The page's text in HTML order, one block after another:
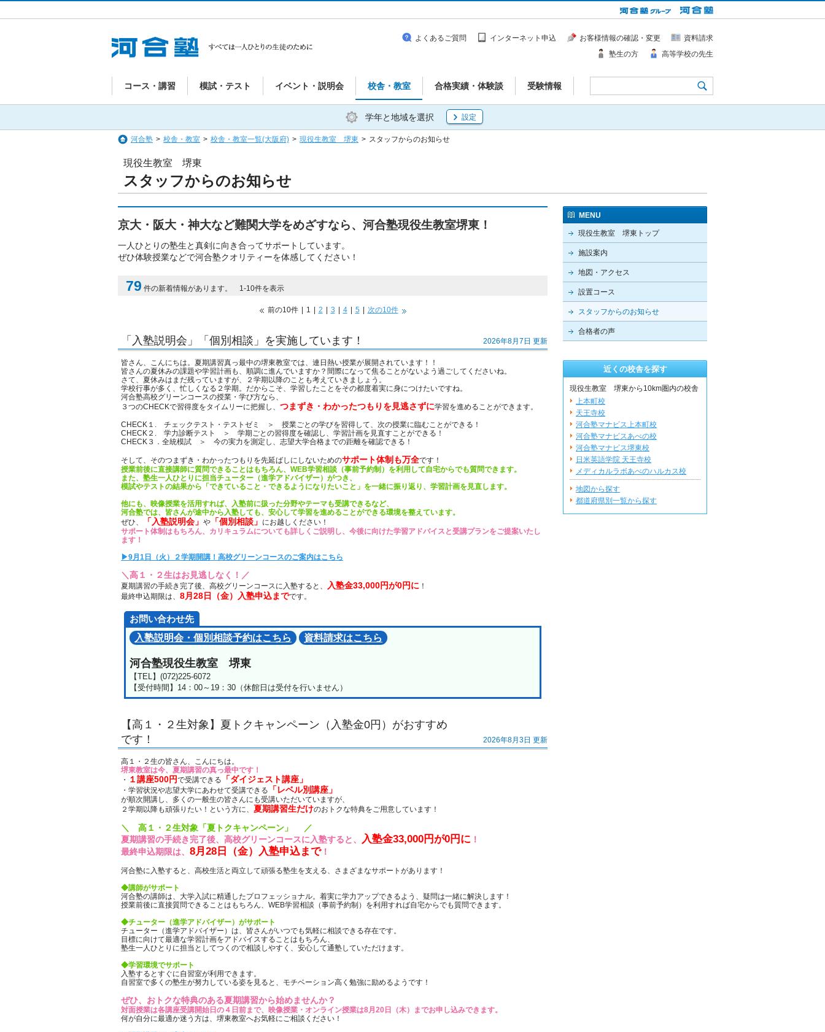
コース・講習 模試・テスト イベント・説明会 校舎・教室 合格実績・体験談 受験情報
よくあるご質問 インターネット申込 お客様情報の確認・変更
資料請求
塾生の方
高等学校の先生
学年と地域を選択 設定
河合塾 > 校舎・教室 > 校舎・教室一覧(大阪府) > 現役生教室 堺東 > スタッフからのお知らせ
スタッフからのお知らせ
現役生教室 堺東
京大・阪大・神大など難関大学をめざすなら、河合塾現役生教室堺東！
一人ひとりの塾生と真剣に向き合ってサポートしています。
ぜひ体験授業などで河合塾クオリティーを体感してください！
79 件の新着情報があります。 1-10件を表示
前の10件 1 2 3 4 5 次の10件
「入塾説明会」「個別相談」を実施しています！ 2026年8月7日 更新
皆さん、こんにちは。夏期講習真っ最中の堺東教室では、連日熱い授業が展開されています！！
皆さんの夏休みの課題や学習計画も、順調に進んでいますか？間際になって焦ることがないよう過ごしてくださいね。
さて、夏休みはまだ残っていますが、２学期以降のことも考えていきましょう。
学校行事が多く、忙しくなる２学期。だからこそ、学習したことをその都度着実に身につけたいですね。
河合塾高校グリーンコースの授業・学び方なら、
３つのCHECKで習得度をタイムリーに把握し、 つまずき・わかったつもりを見逃さずに学習を進めることができます。
CHECK１. チェックテスト・テストゼミ ＞ 授業ごとの学びを習得して、次の授業に臨むことができる！
CHECK２. 学力診断テスト ＞ 学期ごとの習得度を確認し、学習計画を見直すことができる！
CHECK３．全統模試 ＞ 今の実力を測定し、志望大学合格までの距離を確認できる！
そして、そのつまずき・わかったつもりを先延ばしにしないためのサポート体制も万全です！
授業前後に直接講師に質問できることはもちろん、WEB学習相談（事前予約制）を利用して自宅からでも質問できます。
また、塾生一人ひとりに担当チューター（進学アドバイザー）がつき、
模試やテストの結果から「できていること・できるようになりたいこと」を一緒に振り返り、学習計画を見直します。
他にも、映像授業を活用すれば、入塾前に扱った分野やテーマも受講できるなど、
河合塾では、皆さんが途中から入塾しても、安心して学習を進めることができる環境を整えています。
ぜひ、
「入塾説明会」 や 「個別相談」 にお越しください！
サポート体制はもちろん、カリキュラムについても詳しくご説明し、今後に向けた学習アドバイスと受講プランをご提案いたし
ます！
▶9月1日（火）２学期開講！高校グリーンコースのご案内はこちら
＼高１・２生はお見逃しなく！／
夏期講習の手続き完了後、高校グリーンコースに入塾すると、 入塾金33,000円が0円に ！
最終申込期限は、 8月28日（金）入塾申込までです。
お問い合わせ先
入塾説明会・個別相談予約はこちら
資料請求はこちら
河合塾現役生教室 堺東
【TEL】(072)225-6072
【受付時間】14：00～19：30（休館日は受付を行いません）
【高１・２生対象】夏トクキャンペーン（入塾金0円）がおすすめ
です！
2026年8月3日 更新
高１・２生の皆さん、こんにちは。
堺東教室は今、夏期講習の真っ最中です！
・ １講座500円で受講できる 「ダイジェスト講座」
・学習状況や志望大学にあわせて受講できる 「レベル別講座」
が順次開講し、多くの一般生の皆さんにも受講いただいていますが、
２学期以降も頑張りたい！という方に、 夏期講習生だけのおトクな特典をご用意しています！
＼ 高１・２生対象「夏トクキャンペーン」 ／
夏期講習の手続き完了後、高校グリーンコースに入塾すると、
入塾金33,000円が0円に ！
最終申込期限は、 8月28日（金）入塾申込まで！
河合塾に入塾すると、高校生活と両立して頑張る塾生を支える、さまざまなサポートがあります！
◆講師がサポート
河合塾の講師は、大学入試に精通したプロフェッショナル。着実に学力アップできるよう、疑問は一緒に解決します！
授業前後に直接質問できることはもちろん、WEB学習相談（事前予約制）を利用すれば自宅からでも質問できます。
◆チューター（進学アドバイザー）がサポート
チューター（進学アドバイザー）は、皆さんがいつでも気軽に相談できる存在です。
目標に向けて最適な学習計画をアドバイスすることはもちろん、
塾生一人ひとりに担当としてつくので相談しやすく、安心して通塾していただけます。
◆学習環境でサポート
入塾するとすぐに自習室が利用できます。
自習室で多くの塾生が努力している姿を見ると、モチベーション高く勉強に励めるようです！
ぜひ、おトクな特典のある夏期講習から始めませんか？
対面授業は各講座受講開始日の４日前まで、映像授業・オンライン授業は8月20日（木）までお申し込みできます。
何が自分に最適か迷う方は、堺東教室へお気軽にご相談ください！
MENU
現役生教室 堺東トップ
施設案内
地図・アクセス
設置コース
スタッフからのお知らせ
合格者の声
近くの校舎を探す
現役生教室 堺東から10km圏内の校舎
上本町校
天王寺校
河合塾マナビス上本町校
河合塾マナビスあべの校
河合塾マナビス堺東校
日米英語学院 天王寺校
メディカルラボあべのハルカス校
地図から探す
都道府県別一覧から探す